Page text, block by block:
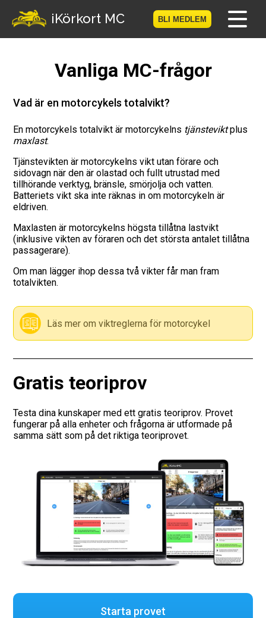
iKörkort MC BLI MEDLEM
MC-Resan
Körkortsteori
Presentkort
Vanliga MC-frågor
Vad är en motorcykels totalvikt?
En motorcykels totalvikt är motorcykelns tjänsteviktplus
maxlast.
Tjänstevikten är motorcykelns vikt utan förare och
sidovagn när den är olastad och fullt utrustad med
tillhörande verktyg, bränsle, smörjolja och vatten.
Batteriets vikt ska inte räknas in om motorcykeln är
eldriven.
Maxlasten är motorcykelns högsta tillåtna lastvikt
(inklusive vikten av föraren och det största antalet tillåtna
passagerare).
Om man lägger ihop dessa två vikter får man fram
totalvikten.
Läs mer om viktreglerna för motorcykel
Gratis teoriprov
Testa dina kunskaper med ett gratis teoriprov. Provet
fungerar på alla enheter och frågorna är utformade på
samma sätt som på det riktiga teoriprovet.
Starta provet